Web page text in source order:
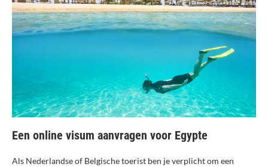
Een online visum aanvragen voor Egypte
Als Nederlandse of Belgische toerist ben je verplicht om een